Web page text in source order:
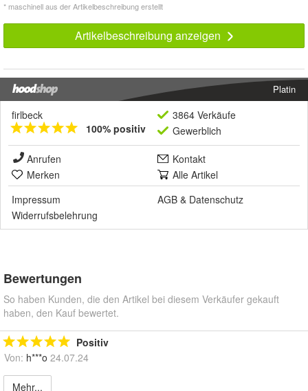
* maschinell aus der Artikelbeschreibung erstellt
Artikelbeschreibung anzeigen
Platin
firlbeck
100% positiv
3864 Verkäufe
Gewerblich
Anrufen
Kontakt
Merken
Alle Artikel
Impressum
AGB & Datenschutz
Widerrufsbelehrung
Bewertungen
So haben Kunden, die den Artikel bei diesem Verkäufer gekauft
haben, den Kauf bewertet.
Positiv
Von: h***o 24.07.24
Mehr...